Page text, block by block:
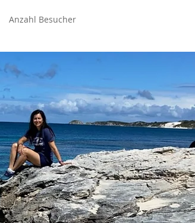
Anzahl Besucher